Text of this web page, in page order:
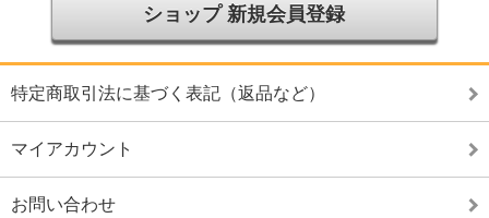
ショップ 新規会員登録
特定商取引法に基づく表記（返品など）
マイアカウント
お問い合わせ